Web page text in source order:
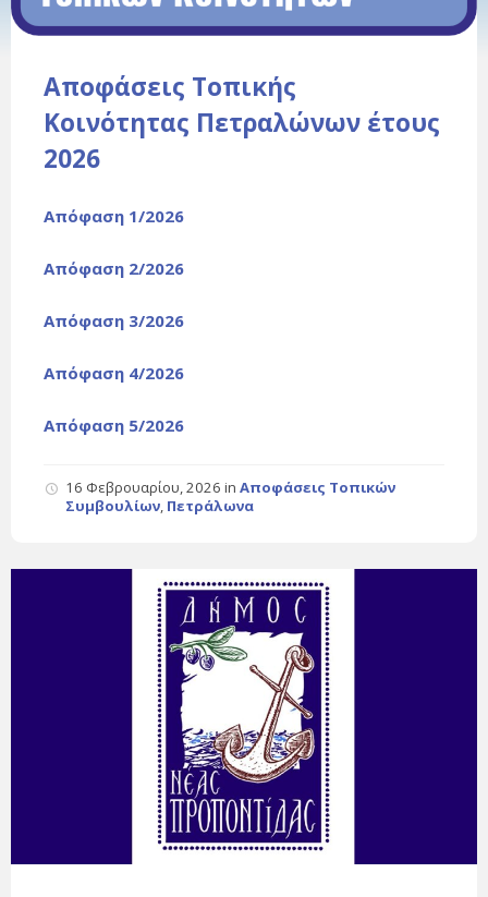
Αποφάσεις Τοπικής
Κοινότητας Πετραλώνων έτους
2026
Απόφαση 1/2026
Απόφαση 2/2026
Απόφαση 3/2026
Απόφαση 4/2026
Απόφαση 5/2026
16 Φεβρουαρίου, 2026 in Αποφάσεις Τοπικών
Συμβουλίων Πετράλωνα